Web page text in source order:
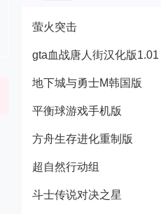
萤火突击
gta血战唐人街汉化版1.01
地下城与勇士M韩国版
平衡球游戏手机版
方舟生存进化重制版
超自然行动组
斗士传说对决之星